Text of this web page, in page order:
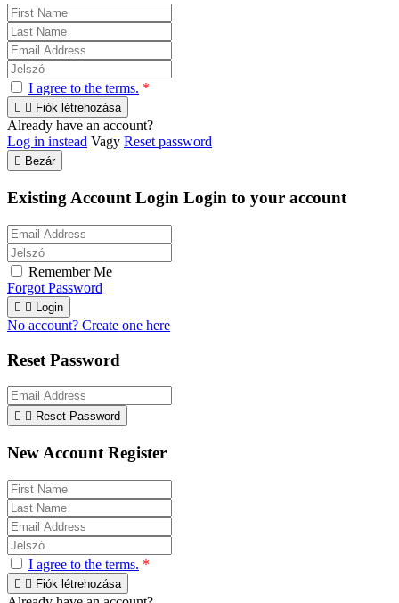
I agree to the terms. *
  Fiók létrehozása
Already have an account?
Log in instead Vagy Reset password
 Bezár
Existing Account Login Login to your account
Remember Me
Forgot Password
  Login
No account? Create one here
Reset Password
  Reset Password
New Account Register
I agree to the terms. *
  Fiók létrehozása